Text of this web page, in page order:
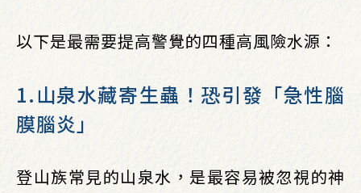
以下是最需要提高警覺的四種高風險水源：
1.山泉水藏寄生蟲！恐引發「急性腦
膜腦炎」
登山族常見的山泉水，是最容易被忽視的神